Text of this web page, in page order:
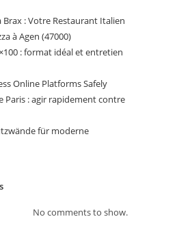
Brax : Votre Restaurant Italien
à Agen (47000)
: format idéal et entretien
Online Platforms Safely
Paris : agir rapidement contre
für moderne
No comments to show.